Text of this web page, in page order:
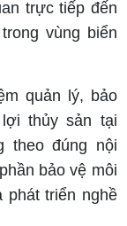
trực tiếp đến
vùng biển
quản lý, bảo
thủy sản tại
theo đúng nội
bảo vệ môi
phát triển nghề